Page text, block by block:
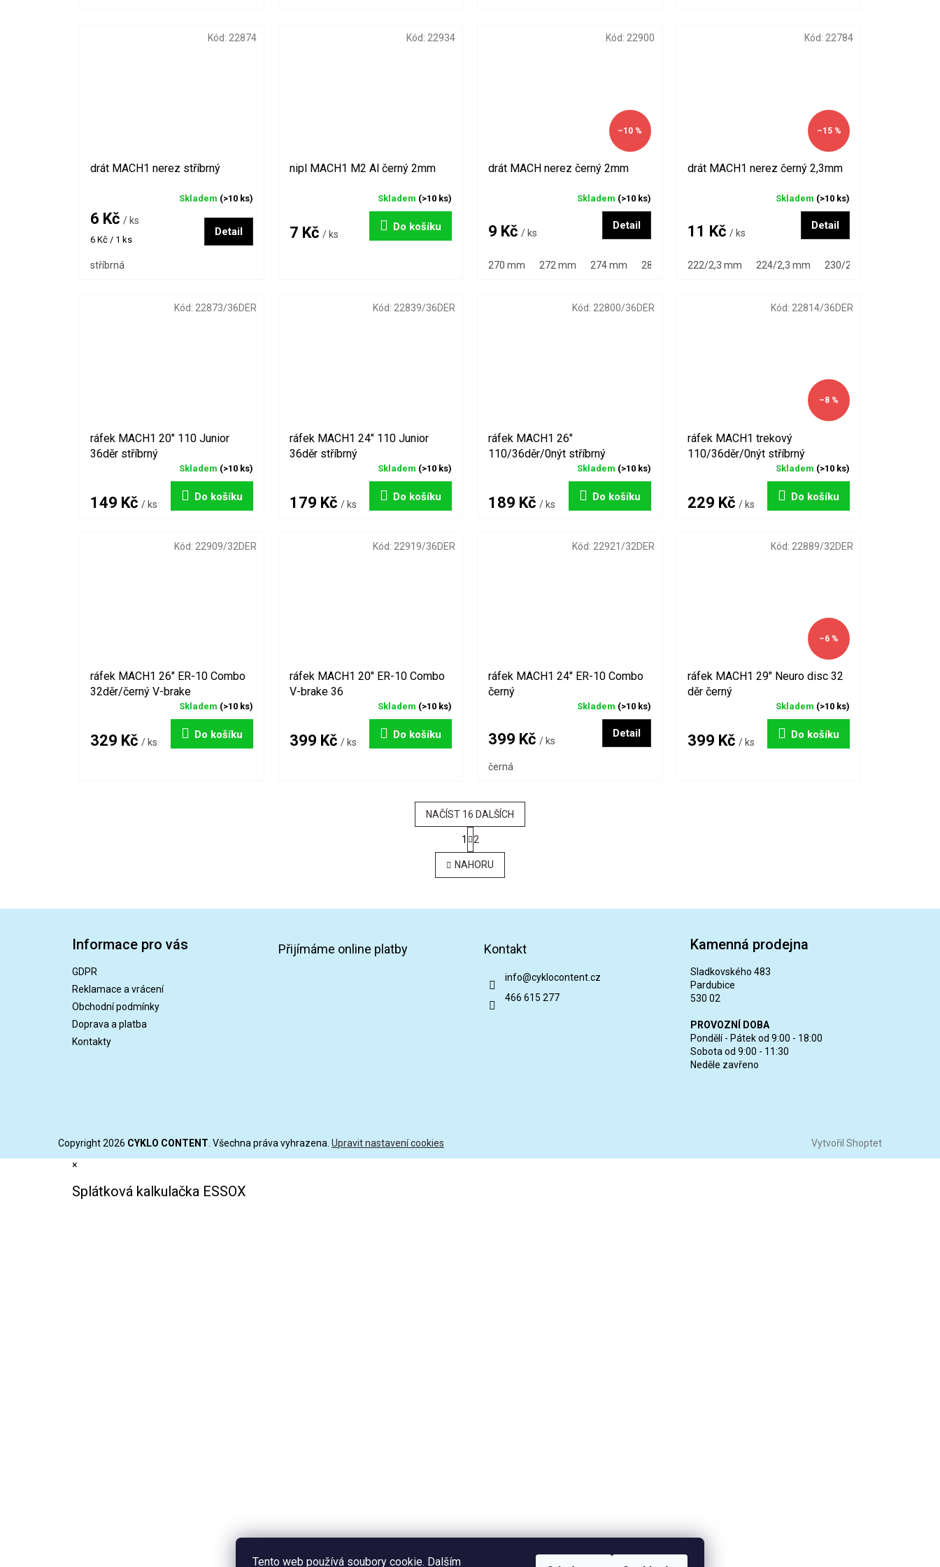
Tento web používá soubory cookie. Dalším
drát MACH1 nerez stříbrný
Skladem (>10 ks)
6 Kč / ks
Měrná
6 Kč / 1 ks
Detail
stříbrná
Kód: 22874
nipl MACH1 M2 Al černý 2mm
Skladem (>10 ks)
7 Kč / ks
Do košíku
Kód: 22934
–10 %
drát MACH nerez černý 2mm
Skladem (>10 ks)
9 Kč / ks
Detail
270 mm 272 mm 274 mm 284 mm 286 mm 288 mm 290 mm 292 mm
Kód: 22900
–15 %
drát MACH1 nerez černý 2,3mm
Skladem (>10 ks)
11 Kč / ks
Detail
222/2,3 mm 224/2,3 mm 230/2,3 mm
Kód: 22784
ráfek MACH1 20" 110 Junior
36děr stříbrný
Skladem (>10 ks)
149 Kč / ks
Do košíku
Kód: 22873/36DER
ráfek MACH1 24" 110 Junior
36děr stříbrný
Skladem (>10 ks)
179 Kč / ks
Do košíku
Kód: 22839/36DER
ráfek MACH1 26"
110/36děr/0nýt stříbrný
Skladem (>10 ks)
189 Kč / ks
Do košíku
Kód: 22800/36DER
–8 %
ráfek MACH1 trekový
110/36děr/0nýt stříbrný
Skladem (>10 ks)
229 Kč / ks
Do košíku
Kód: 22814/36DER
ráfek MACH1 26" ER-10 Combo
32děr/černý V-brake
Skladem (>10 ks)
329 Kč / ks
Do košíku
Kód: 22909/32DER
ráfek MACH1 20" ER-10 Combo
V-brake 36
Skladem (>10 ks)
399 Kč / ks
Do košíku
Kód: 22919/36DER
ráfek MACH1 24" ER-10 Combo
černý
Skladem (>10 ks)
399 Kč / ks
Detail
černá
Kód: 22921/32DER
–6 %
ráfek MACH1 29" Neuro disc 32
děr černý
Skladem (>10 ks)
399 Kč / ks
Do košíku
Kód: 22889/32DER
O
v
l
a
NAČÍST 16 DALŠÍCH
S
t
r
á
n
1 2
NAHORU
Informace pro vás
GDPR
Reklamace a vrácení
Obchodní podmínky
Doprava a platba
Kontakty
Přijímáme online platby Kontakt
info@cyklocontent.cz
466 615 277
Kamenná prodejna
Sladkovského 483
Pardubice
530 02
PROVOZNÍ DOBA
Pondělí - Pátek od 9:00 - 18:00
Sobota od 9:00 - 11:30
Neděle zavřeno
Vytvořil Shoptet
Copyright 2026 CYKLO CONTENT. Všechna práva vyhrazena. Upravit nastavení cookies
×
Splátková kalkulačka ESSOX